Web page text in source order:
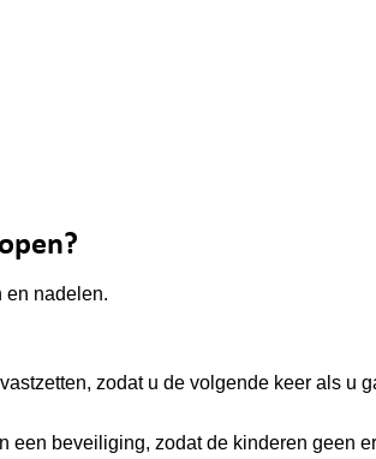
en nadelen.
zodat u de volgende keer als u
beveiliging, zodat de kinderen geen